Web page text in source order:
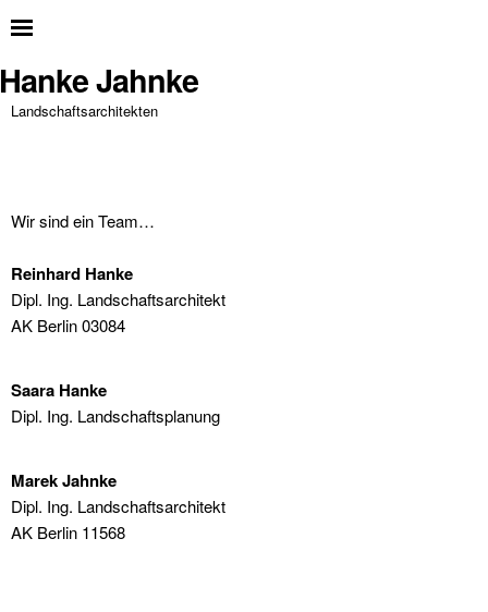
Hanke Jahnke
Landschaftsarchitekten
Wir sind ein Team…
Reinhard Hanke
Dipl. Ing. Landschaftsarchitekt
AK Berlin 03084
Saara Hanke
Dipl. Ing. Landschaftsplanung
Marek Jahnke
Dipl. Ing. Landschaftsarchitekt
AK Berlin 11568